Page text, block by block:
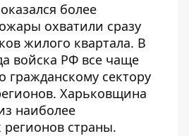
более
охватили сразу
жилого квартала. В
войска РФ все чаще
гражданскому сектору
Харьковщина
наиболее
страны.